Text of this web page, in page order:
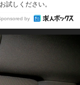
試しください。
by